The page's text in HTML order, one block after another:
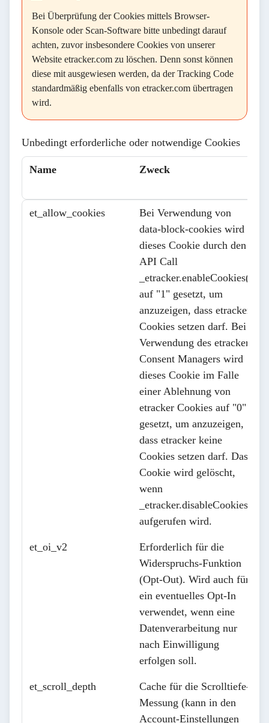
Bei Überprüfung der Cookies mittels Browser-
Konsole oder Scan-Software bitte unbedingt darauf
achten, zuvor insbesondere Cookies von unserer
Website etracker.com zu löschen. Denn sonst können
diese mit ausgewiesen werden, da der Tracking Code
standardmäßig ebenfalls von etracker.com übertragen
wird.
Unbedingt erforderliche oder notwendige Cookies
Name Zweck
Name Zweck
et_allow_cookies
Bei Verwendung von
data-block-cookies wird
dieses Cookie durch den
API Call
_etracker.enableCookies()
auf "1" gesetzt, um
anzuzeigen, dass etracker
Cookies setzen darf. Bei
Verwendung des etracker
Consent Managers wird
dieses Cookie im Falle
einer Ablehnung von
etracker Cookies auf "0"
gesetzt, um anzuzeigen,
dass etracker keine
Cookies setzen darf. Das
Cookie wird gelöscht,
wenn
_etracker.disableCookies()
aufgerufen wird.
et_oi_v2
Erforderlich für die
Widerspruchs-Funktion
(Opt-Out). Wird auch für
ein eventuelles Opt-In
verwendet, wenn eine
Datenverarbeitung nur
nach Einwilligung
erfolgen soll.
et_scroll_depth
Cache für die Scrolltiefe-
Messung (kann in den
Account-Einstellungen